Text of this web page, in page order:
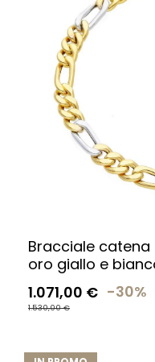
Bracciale catena
oro giallo e
1.071,00 € -30%
1.530,00 €